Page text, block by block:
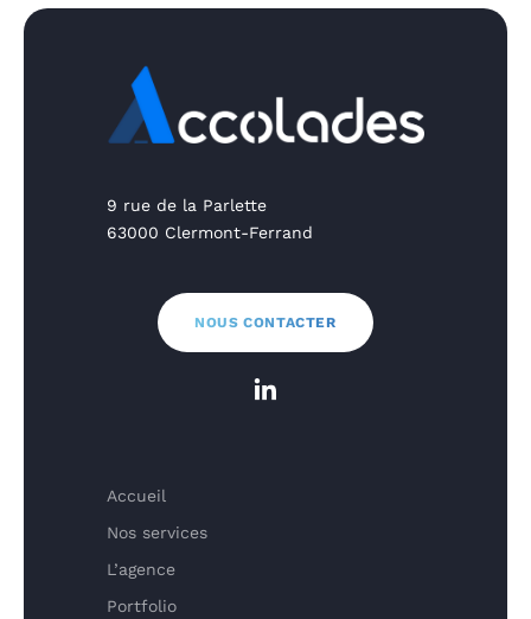
9 rue de la Parlette
63000 Clermont-Ferrand
NOUS CONTACTER
Accueil
Nos services
L’agence
Portfolio